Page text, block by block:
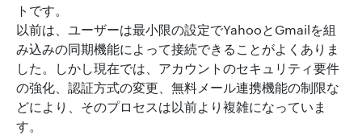
トです。
以前は、ユーザーは最小限の設定でYahooとGmailを組
み込みの同期機能によって接続できることがよくありま
した。しかし現在では、アカウントのセキュリティ要件
の強化、認証方式の変更、無料メール連携機能の制限な
どにより、そのプロセスは以前より複雑になっていま
す。